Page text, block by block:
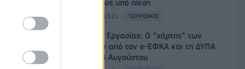
προορισμούς υπό πίεση
08/08/2026 - 13:21 ΤΟΥΡΙΣΜΟΣ
Υπουργείο Εργασίας: Ο “χάρτης” των
πληρωμών από τον e-ΕΦΚΑ και τη ΔΥΠΑ
έως τις 14 Αυγούστου